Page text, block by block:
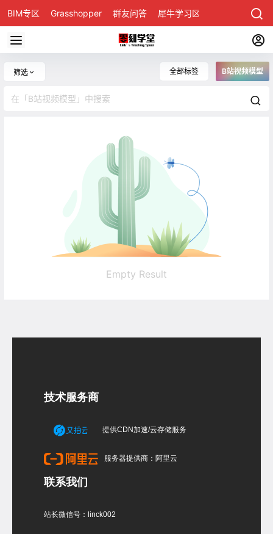
BIM专区 Grasshopper 群友问答 犀牛学习区
筛选 全部标签 B站视频模型
Empty Result
技术服务商
提供CDN加速/云存储服务
服务器提供商：阿里云
联系我们
站长微信号：linck002